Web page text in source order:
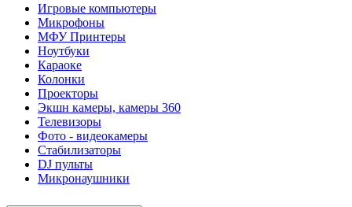
Игровые компьютеры
Микрофоны
МФУ Принтеры
Ноутбуки
Караоке
Колонки
Проекторы
Экшн камеры, камеры 360
Телевизоры
Фото - видеокамеры
Стабилизаторы
DJ пульты
Микронаушники